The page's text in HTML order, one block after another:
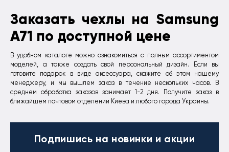
Заказать чехлы на Samsung
A71 по доступной цене
В удобном каталоге можно ознакомиться с полным ассортиментом
моделей, а также создать свой персональный дизайн. Если вы
готовите подарок в виде аксессуара, скажите об этом нашему
менеджеру, и мы вышлем заказ в течение нескольких часов. В
среднем обработка заказов занимает 1-2 дня. Получите заказ в
ближайшем почтовом отделении Киева и любого города Украины.
Подпишись на новинки и акции